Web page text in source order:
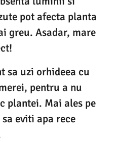
pot afecta planta
greu. Asadar, mare
sa uzi orhideea cu
pentru a nu
plantei. Mai ales pe
eviti apa rece